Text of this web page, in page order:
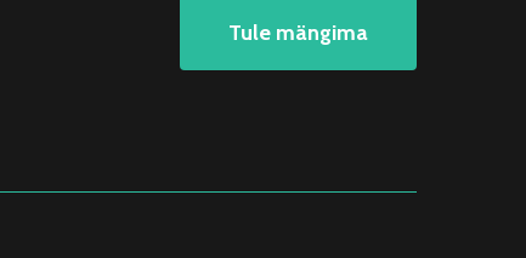
Tule mängima